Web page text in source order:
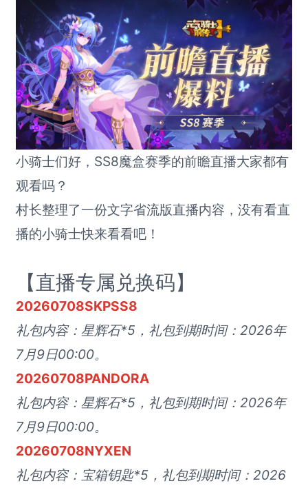
小骑士们好，SS8魔盒赛季的前瞻直播大家都有
观看吗？
村长整理了一份文字省流版直播内容，没有看直
播的小骑士快来看看吧！
【直播专属兑换码】
20260708SKPSS8
礼包内容：星辉石*5，礼包到期时间：2026年
7月9日00:00。
20260708PANDORA
礼包内容：星辉石*5，礼包到期时间：2026年
7月9日00:00。
20260708NYXEN
礼包内容：宝箱钥匙*5，礼包到期时间：2026